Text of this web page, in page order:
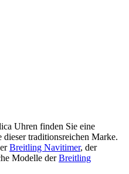
Uhren finden Sie eine
traditionsreichen Marke.
Breitling Navitimer, der
Modelle derBreitling